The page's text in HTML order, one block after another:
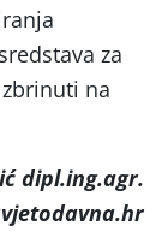
za
na
dipl.ing.agr.